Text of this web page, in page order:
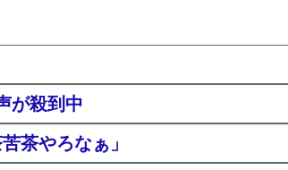
が殺到中
茶やろなぁ」